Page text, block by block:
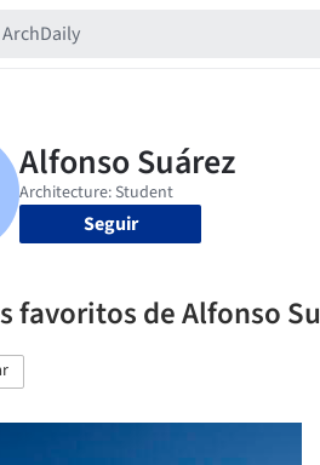
Seguir
favoritos de Alfonso